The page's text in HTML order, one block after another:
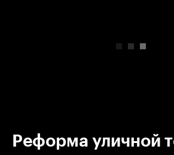
Реформа уличной